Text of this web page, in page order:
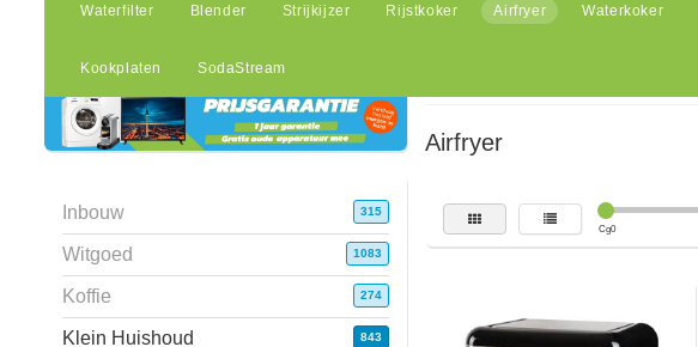
Waterfilter Blender Strijkijzer Rijstkoker Airfryer Waterkoker
Kookplaten SodaStream
Inbouw 315
Witgoed 1083
Koffie 274
Klein Huishoud 843
Airfryer
Cg0